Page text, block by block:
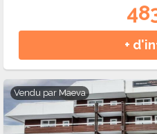
+
Vendu par Maeva